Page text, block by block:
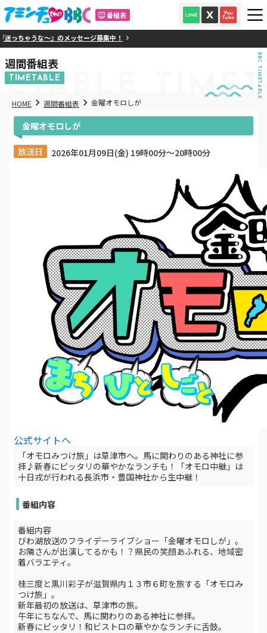
番組表
っちゃうな～』のメッセージ募集中！
週間番組表
TIMETABLE BBC TIMETABLE
HOME 週間番組表 金曜オモロしが
金曜オモロしが
放送日 2026年01月09日(金) 19時00分〜20時00分
公式サイトへ
「オモロみつけ旅」は草津市へ。馬に関わりのある神社に参
拝♪新春にピッタリの華やかなランチも！「オモロ中継」は
十日戎が行われる長浜市・豊国神社から生中継！
番組内容
番組内容
びわ湖放送のフライデーライブショー「金曜オモロしが」。
お隣さんが出演してるかも！？県民の笑顔あふれる、地域密
着バラエティ。
桂三度と黒川彩子が滋賀県内１３市６町を旅する「オモロみ
つけ旅」。
新年最初の放送は、草津市の旅。
午年にちなんで、馬に関わりのある神社に参拝。
新春にピッタリ！和ビストロの華やかなランチに舌鼓。